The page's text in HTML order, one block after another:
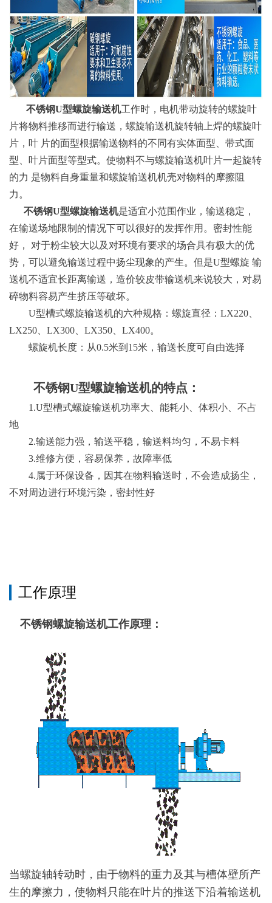
不锈钢U型螺旋输送机工作时，电机带动旋转的螺旋叶
片将物料推移而进行输送，螺旋输送机旋转轴上焊的螺旋叶
片，叶 片的面型根据输送物料的不同有实体面型、带式面
型、叶片面型等型式。使物料不与螺旋输送机叶片一起旋转
的力 是物料自身重量和螺旋输送机机壳对物料的摩擦阻
力。
不锈钢U型螺旋输送机是适宜小范围作业，输送稳定，
在输送场地限制的情况下可以很好的发挥作用。密封性能
好， 对于粉尘较大以及对环境有要求的场合具有极大的优
势，可以避免输送过程中扬尘现象的产生。但是U型螺旋 输
送机不适宜长距离输送，造价较皮带输送机来说较大，对易
碎物料容易产生挤压等破坏。
U型槽式螺旋输送机的六种规格：螺旋直径：LX220、
LX250、LX300、LX350、LX400。
螺旋机长度：从0.5米到15米，输送长度可自由选择
不锈钢U型螺旋输送机的特点：
1.U型槽式螺旋输送机功率大、能耗小、体积小、不占
地
2.输送能力强，输送平稳，输送料均匀，不易卡料
3.维修方便，容易保养，故障率低
4.属于环保设备，因其在物料输送时，不会造成扬尘，
不对周边进行环境污染，密封性好
工作原理
不锈钢螺旋输送机工作原理：
当螺旋轴转动时，由于物料的重力及其与槽体壁所产
生的摩擦力，使物料只能在叶片的推送下沿着输送机